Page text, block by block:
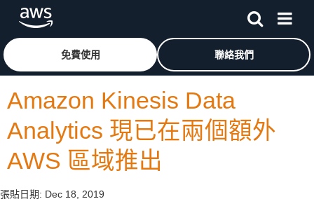
跳至主要內容按一下這裡可返回 Amazon Web Services 首頁
免費使用 聯絡我們
Amazon Kinesis Data
Analytics 現已在兩個額外
AWS 區域推出
張貼日期: Dec 18, 2019